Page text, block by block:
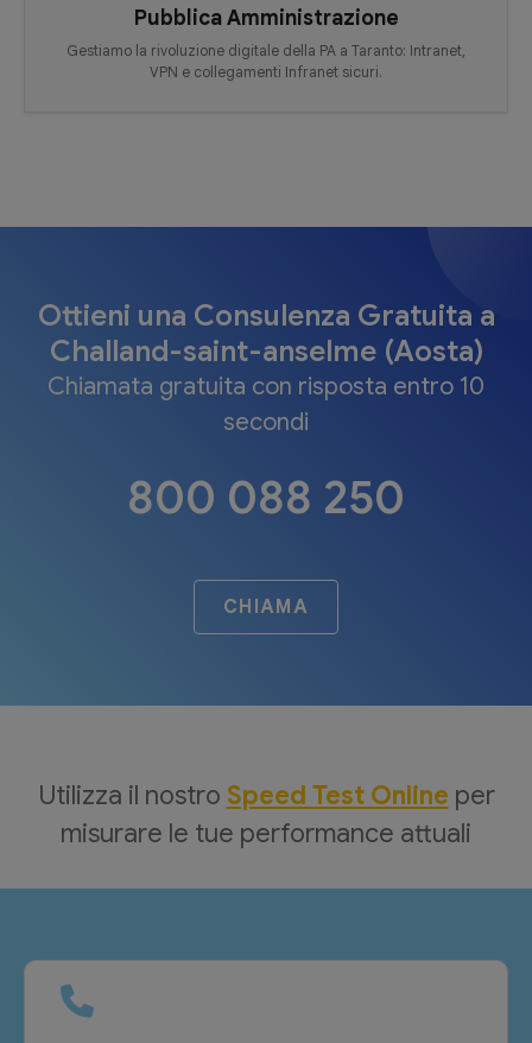
Pubblica Amministrazione
Gestiamo la rivoluzione digitale della PA a Taranto: Intranet,
VPN e collegamenti Infranet sicuri.
Ottieni una Consulenza Gratuita a
Challand-saint-anselme (Aosta)
Chiamata gratuita con risposta entro 10
secondi
800 088 250
CHIAMA
Utilizza il nostro Speed Test Online per
misurare le tue performance attuali